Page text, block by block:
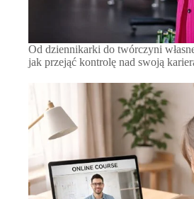
Od dziennikarki do twórczyni
jak przejąć kontrolę nad swoją